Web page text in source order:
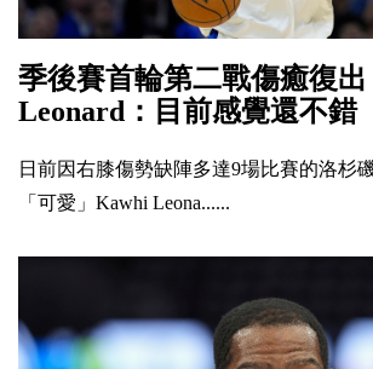
季後賽首輪第二戰傷癒復
Leonard：目前感覺還不錯
日前因右膝傷勢缺陣多達9場比賽的洛杉
「可愛」Kawhi Leona......